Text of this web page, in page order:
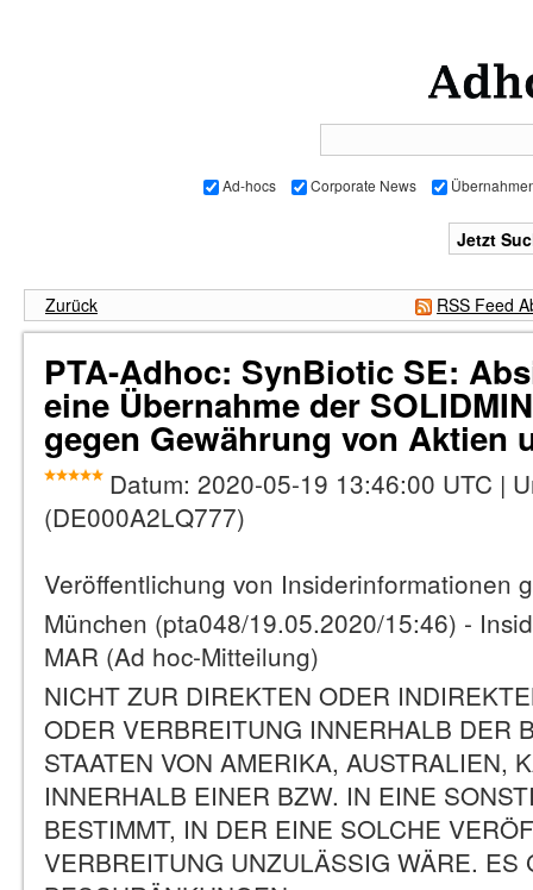
Ad-hocs Corporate News
Zurück RSS Feed
PTA-Adhoc: SynBiotic SE:
eine Übernahme der
gegen Gewährung von Aktien
Datum: 2020-05-19 13:46:00 UTC |
(DE000A2LQ777)
Veröffentlichung von Insiderinformationen
München (pta048/19.05.2020/15:46) -
MAR (Ad hoc-Mitteilung)
NICHT ZUR DIREKTEN ODER
ODER VERBREITUNG INNERHALB DER
STAATEN VON AMERIKA, AUSTRALIEN,
INNERHALB EINER BZW. IN EINE
BESTIMMT, IN DER EINE SOLCHE
VERBREITUNG UNZULÄSSIG WÄRE. ES